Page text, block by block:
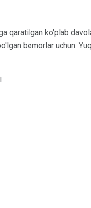
qaratilgan ko'plab
bemorlar uchun.